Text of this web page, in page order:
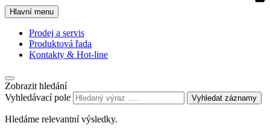
Hlavní menu
Prodej a servis
Produktová řada
Kontakty & Hot-line
Zobrazit hledání
Vyhledávací pole
Vyhledat záznamy
Hledáme relevantní výsledky.